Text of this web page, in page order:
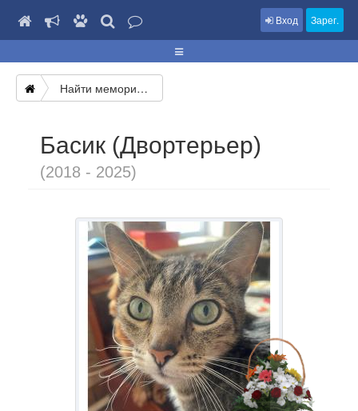
Вход Зарег.
Найти мемориал
Басик (Двортерьер)
(2018 - 2025)